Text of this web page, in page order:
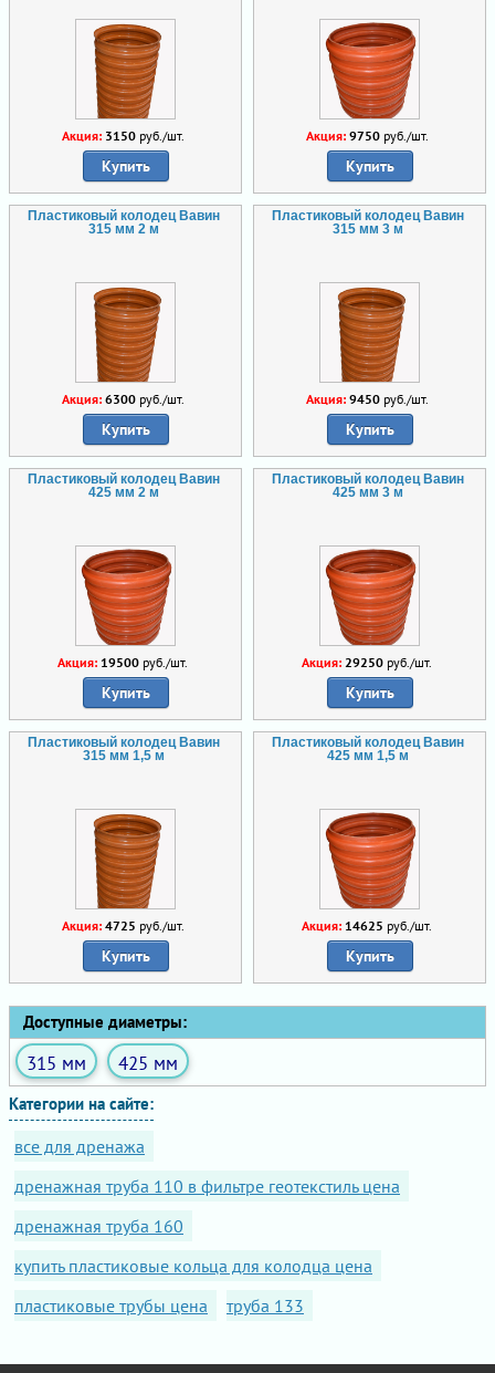
Акция: 3150руб./шт.
Купить
Акция: 9750руб./шт.
Купить
Пластиковый колодец Вавин
315 мм 2 м
Акция: 6300руб./шт.
Купить
Пластиковый колодец Вавин
315 мм 3 м
Акция: 9450руб./шт.
Купить
Пластиковый колодец Вавин
425 мм 2 м
Акция: 19500 руб./шт.
Купить
Пластиковый колодец Вавин
425 мм 3 м
Акция: 29250 руб./шт.
Купить
Пластиковый колодец Вавин
315 мм 1,5 м
Акция: 4725 руб./шт.
Купить
Пластиковый колодец Вавин
425 мм 1,5 м
Акция: 14625 руб./шт.
Купить
Доступные диаметры:
315 мм 425 мм
Категории на сайте:
все для дренажа
дренажная труба 110 в фильтре геотекстиль цена
дренажная труба 160
купить пластиковые кольца для колодца цена
пластиковые трубы цена
труба 133